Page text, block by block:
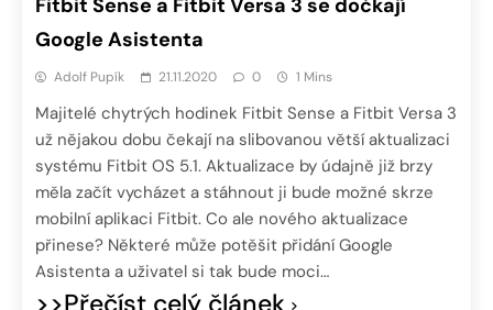
Google Asistenta
Adolf Pupík 21.11.2020 0 1 Mins
Majitelé chytrých hodinek Fitbit Sense a Fitbit Versa 3
už nějakou dobu čekají na slibovanou větší aktualizaci
systému Fitbit OS 5.1. Aktualizace by údajně již brzy
měla začít vycházet a stáhnout ji bude možné skrze
mobilní aplikaci Fitbit. Co ale nového aktualizace
přinese? Některé může potěšit přidání Google
Asistenta a uživatel si tak bude moci…
>>Přečíst celý článek